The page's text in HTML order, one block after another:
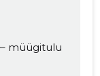
müügitulu